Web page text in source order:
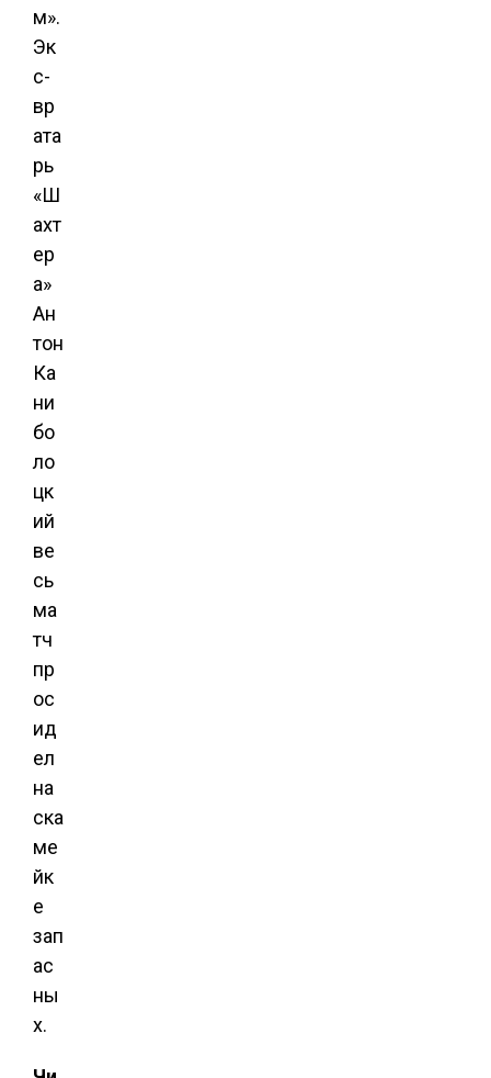
м».
Эк
с-
вр
ата
рь
«Ш
ахт
ер
а»
Ан
тон
Ка
ни
бо
ло
цк
ий
ве
сь
ма
тч
пр
ос
ид
ел
на
ска
ме
йк
е
зап
ас
ны
х.